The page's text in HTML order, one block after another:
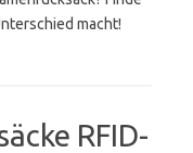
macht!
RFID-